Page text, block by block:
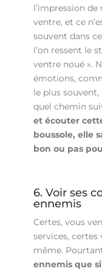
l’impression
ventre, et ce
souvent dans
l’on ressent le
ventre noué ».
émotions,
le plus
quel chemin
et écouter
boussole, elle
bon ou pas
6. Voir ses
ennemis
Certes, vous
services, certes
même.
ennemis que